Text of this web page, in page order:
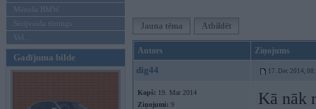
Mēneša BMW
Sērijveida tūnings
Vel...
Gadījuma bilde
Jauna tēma Atbildēt
Autors Ziņojums
dig44 17. Dec 2014,
Kopš: 19. Mar 2014
Ziņojumi: 9
Kā nāk